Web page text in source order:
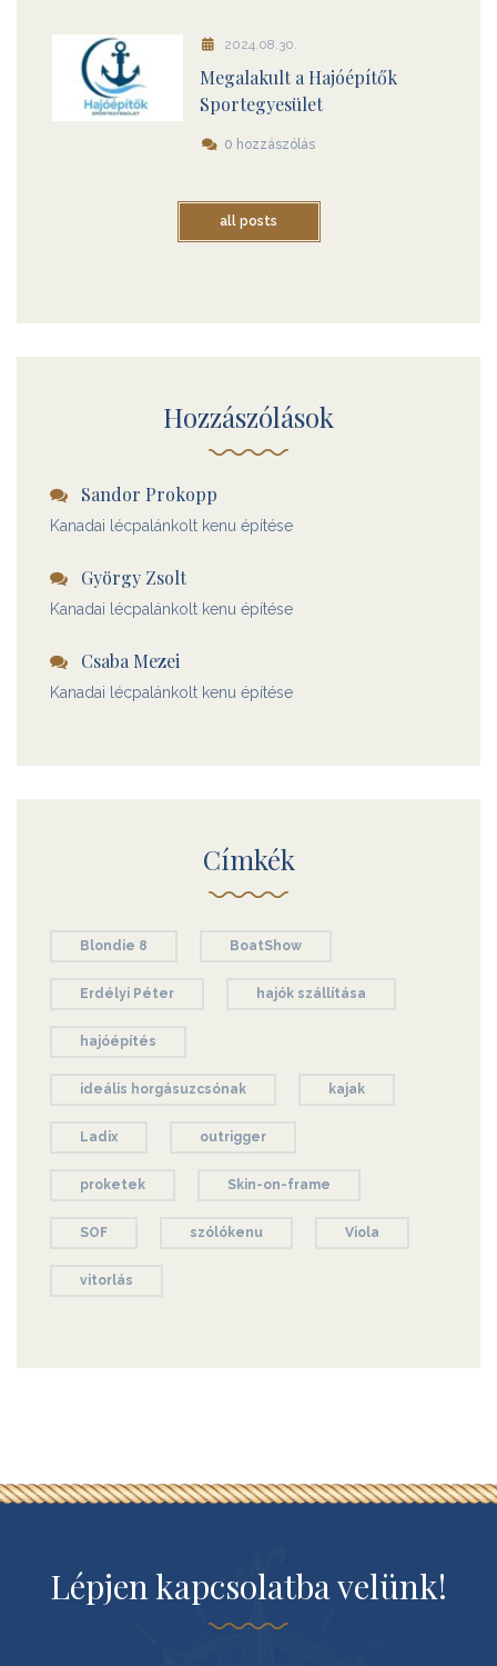
2024.08.30.
Megalakult a Hajóépítők
Sportegyesület
0 hozzászólás
all posts
Hozzászólások
Sandor Prokopp
Kanadai lécpalánkolt kenu építése
György Zsolt
Kanadai lécpalánkolt kenu építése
Csaba Mezei
Kanadai lécpalánkolt kenu építése
Címkék
Blondie 8 BoatShow
Erdélyi Péter hajók szállítása
hajóépítés
ideális horgásuzcsónak kajak
Ladix outrigger
proketek Skin-on-frame
SOF szólókenu Viola
vitorlás
Lépjen kapcsolatba velünk!